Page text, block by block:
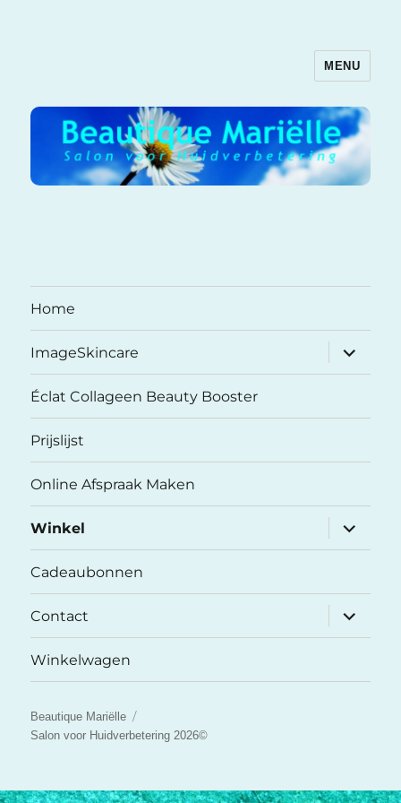
MENU
Home
ImageSkincare
submenu
Éclat Collageen Beauty Booster
Prijslijst
Online Afspraak Maken
Winkel
submenu
Cadeaubonnen
Contact
submenu
Winkelwagen
Beautique Mariëlle
Salon voor Huidverbetering 2026©